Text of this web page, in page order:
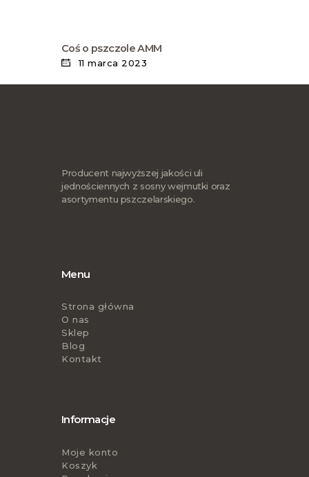
Coś o pszczole AMM
11 marca 2023
Producent najwyższej jakości uli
jednościennych z sosny wejmutki oraz
asortymentu pszczelarskiego.
Menu
Strona główna
O nas
Sklep
Blog
Kontakt
Informacje
Moje konto
Koszyk